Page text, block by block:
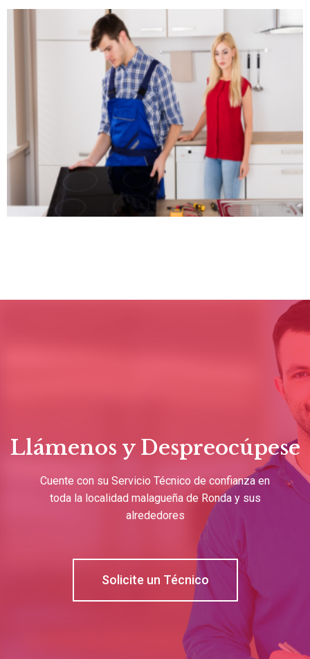
Llámenos y Despreocúpese
Cuente con su Servicio Técnico de confianza en
toda la localidad malagueña de Ronda y sus
alrededores
Solicite un Técnico